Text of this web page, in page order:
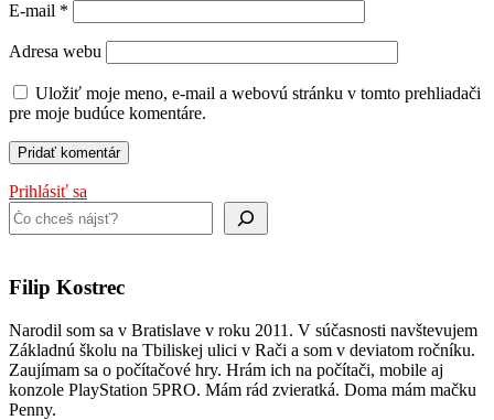
E-mail *
Adresa webu
Uložiť moje meno, e-mail a webovú stránku v tomto prehliadači
pre moje budúce komentáre.
Prihlásiť sa
Hľadať
Filip Kostrec
Narodil som sa v Bratislave v roku 2011. V súčasnosti navštevujem
Základnú školu na Tbiliskej ulici v Rači a som v deviatom ročníku.
Zaujímam sa o počítačové hry. Hrám ich na počítači, mobile aj
konzole PlayStation 5PRO. Mám rád zvieratká. Doma mám mačku
Penny.